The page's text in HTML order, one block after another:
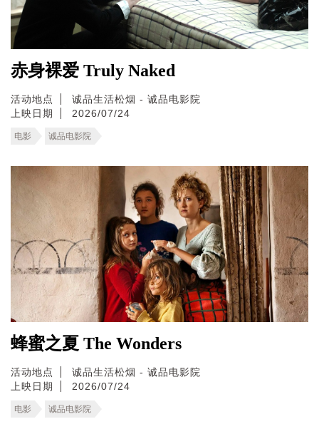
赤身裸爱 Truly Naked
活动地点
诚品生活松烟 - 诚品电影院
上映日期
2026/07/24
电影 诚品电影院
蜂蜜之夏 The Wonders
活动地点
诚品生活松烟 - 诚品电影院
上映日期
2026/07/24
电影 诚品电影院